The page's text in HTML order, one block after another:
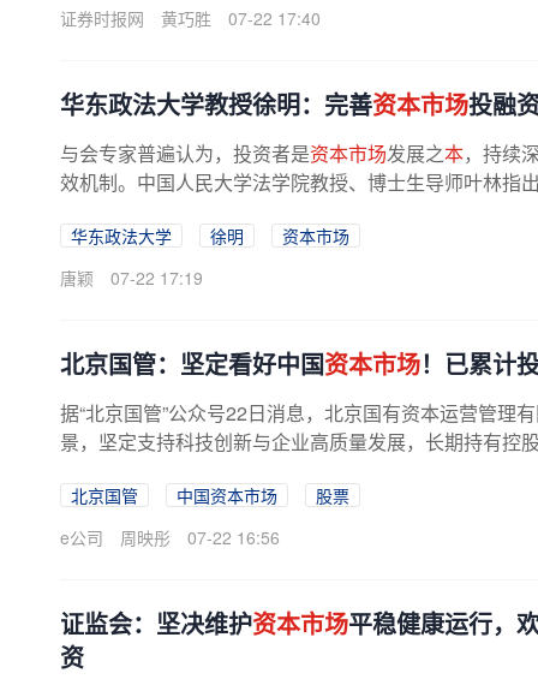
证券时报网 黄巧胜 07-22 17:40
华东政法大学教授徐明：完善资本市场投融
与会专家普遍认为，投资者是资本市场发展之本，持续
效机制。中国人民大学法学院教授、博士生导师叶林指
华东政法大学 徐明
资本市场
唐颖
07-22 17:19
北京国管：坚定看好中国资本市场！已累计
据“北京国管”公众号22日消息，北京国有资本运营管理
景，坚定支持科技创新与企业高质量发展，长期持有控
北京国管 中国资本市场
股票
e公司
周映彤 07-22 16:56
证监会：坚决维护资本市场平稳健康运行，
资